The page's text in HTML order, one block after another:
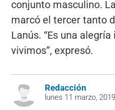
conjunto masculino.
marcó el tercer tanto
Lanús. “Es una
vivimos”, expresó.
Redacción
lunes 11 marzo, 2019